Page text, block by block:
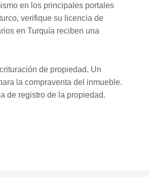
en los principales portales
verifique su licencia de
en Turquía reciben una
de propiedad. Un
la compraventa del inmueble.
de registro de la propiedad.